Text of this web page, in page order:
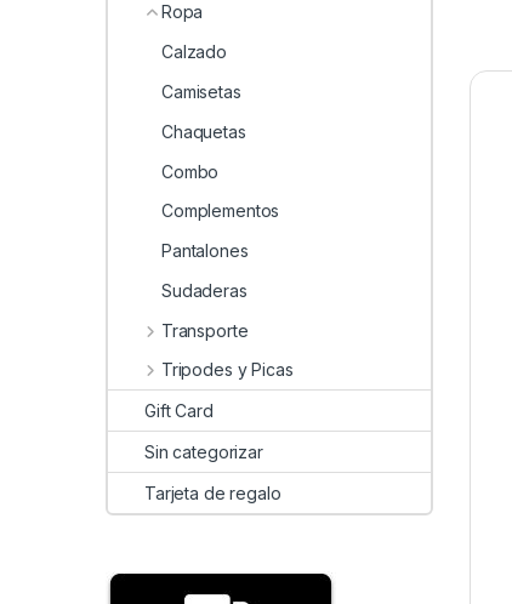
Ropa
Calzado
Camisetas
Chaquetas
Combo
Complementos
Pantalones
Sudaderas
Transporte
Tripodes y Picas
Gift Card
Sin categorizar
Tarjeta de regalo